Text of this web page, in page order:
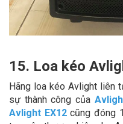
15. Loa kéo
Hãng loa kéo Avlight liên
sự thành công của
Avlight EX12 cũng đóng